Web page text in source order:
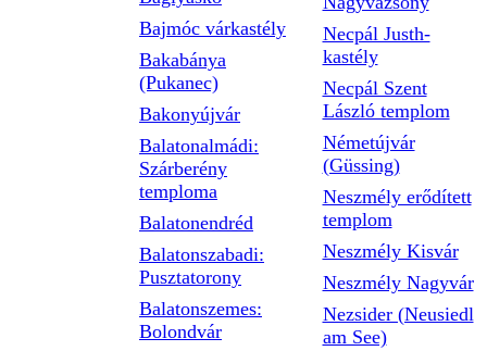
Bajmóc várkastély
Bakabánya
(Pukanec)
Bakonyújvár
Balatonalmádi:
Szárberény
temploma
Balatonendréd
Balatonszabadi:
Pusztatorony
Balatonszemes:
Bolondvár
Necpál Justh-
kastély
Necpál Szent
László templom
Németújvár
(Güssing)
Neszmély erődített
templom
Neszmély Kisvár
Neszmély Nagyvár
Nezsider (Neusiedl
am See)